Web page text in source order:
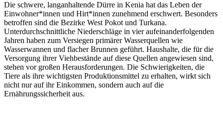
Die schwere, langanhaltende Dürre in Kenia hat das Leben der
Einwohner*innen und Hirt*innen zunehmend erschwert. Besonders
betroffen sind die Bezirke West Pokot und Turkana.
Unterdurchschnittliche Niederschläge in vier aufeinanderfolgenden
Jahren haben zum Versiegen primärer Wasserquellen wie
Wasserwannen und flacher Brunnen geführt. Haushalte, die für die
Versorgung ihrer Viehbestände auf diese Quellen angewiesen sind,
stehen vor großen Herausforderungen. Die Schwierigkeiten, die
Tiere als ihre wichtigsten Produktionsmittel zu erhalten, wirkt sich
nicht nur auf ihr Einkommen, sondern auch auf die
Ernährungssicherheit aus.